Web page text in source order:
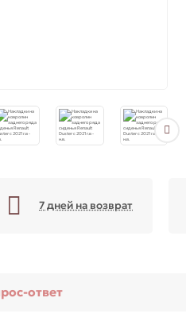
7 дней на возврат
ответ